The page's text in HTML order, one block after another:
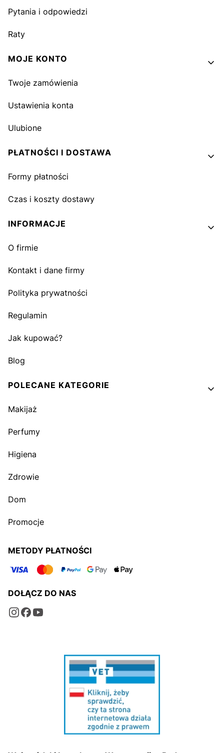
Pytania i odpowiedzi
Raty
MOJE KONTO
Twoje zamówienia
Ustawienia konta
Ulubione
PŁATNOŚCI I DOSTAWA
Formy płatności
Czas i koszty dostawy
INFORMACJE
O firmie
Kontakt i dane firmy
Polityka prywatności
Regulamin
Jak kupować?
Blog
POLECANE KATEGORIE
Makijaż
Perfumy
Higiena
Zdrowie
Dom
Promocje
METODY PŁATNOŚCI
DOŁĄCZ DO NAS